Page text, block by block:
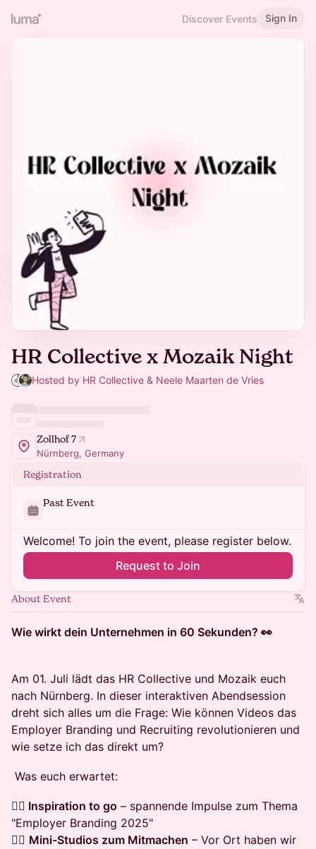
Discover Events Sign In
HR Collective x Mozaik Night
Hosted by HR Collective & Neele Maarten de Vries
Zollhof 7
Nürnberg, Germany
Registration
Past Event
Welcome! To join the event, please register below.
Request to Join
About Event
Wie wirkt dein Unternehmen in 60 Sekunden? 👀
Am 01. Juli lädt das HR Collective und Mozaik euch
nach Nürnberg. In dieser interaktiven Abendsession
dreht sich alles um die Frage: Wie können Videos das
Employer Branding und Recruiting revolutionieren und
wie setze ich das direkt um?
Was euch erwartet:
👉🏻 Inspiration to go – spannende Impulse zum Thema
"Employer Branding 2025"
👉🏻 Mini-Studios zum Mitmachen – Vor Ort haben wir